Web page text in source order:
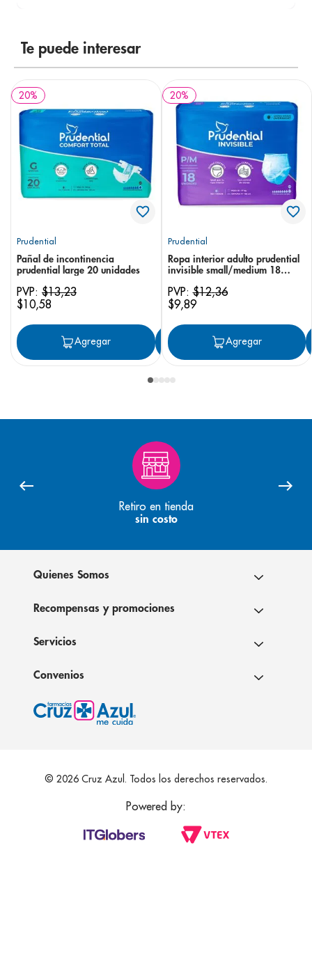
Te puede interesar
20%
Prudential
Pañal de incontinencia
prudential large 20 unidades
PVP: $13,23
$10,58
Agregar Agregar
20%
Prudential
Ropa interior adulto prudential
invisible small/medium 18
PVP:$12,36
$9,89
Agregar
Retiro en tienda
sin costo
Quienes Somos
Recompensas y promociones
Servicios
Convenios
© 2026 Cruz Azul. Todos los derechos reservados.
Powered by: